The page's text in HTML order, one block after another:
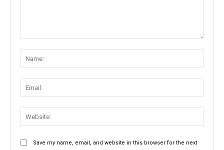
Save my name, email, and website in this browser for the next